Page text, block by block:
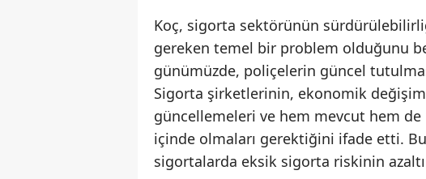
Koç, sigorta sektörünün
gereken temel bir problem olduğunu
günümüzde, poliçelerin güncel
Sigorta şirketlerinin, ekonomik
güncellemeleri ve hem mevcut hem
içinde olmaları gerektiğini ifade etti.
sigortalarda eksik sigorta riskinin